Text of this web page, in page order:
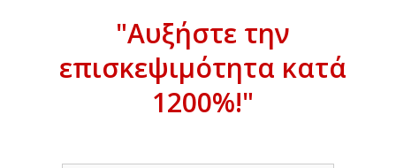
ΒΓΕΙΤΕ ΣΤΗΝ ΠΡΩΤΗ ΣΕΛΙΔΑ ΤΗΣ
GOOGLE!
"Αυξήστε την
επισκεψιμότητα κατά
1200%!"